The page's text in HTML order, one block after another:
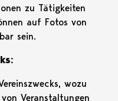
zu Tätigkeiten
auf Fotos von
sein.
wozu
Veranstaltungen